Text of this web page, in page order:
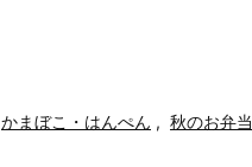
かまぼこ・はんぺん , 秋のお弁当